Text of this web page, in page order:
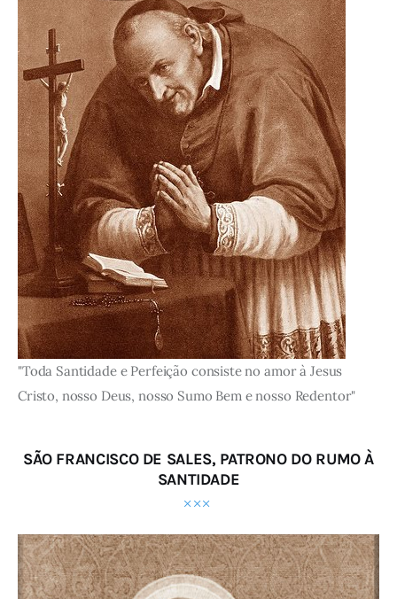
"Toda Santidade e Perfeição consiste no amor à Jesus
Cristo, nosso Deus, nosso Sumo Bem e nosso Redentor"
SÃO FRANCISCO DE SALES, PATRONO DO RUMO À
SANTIDADE